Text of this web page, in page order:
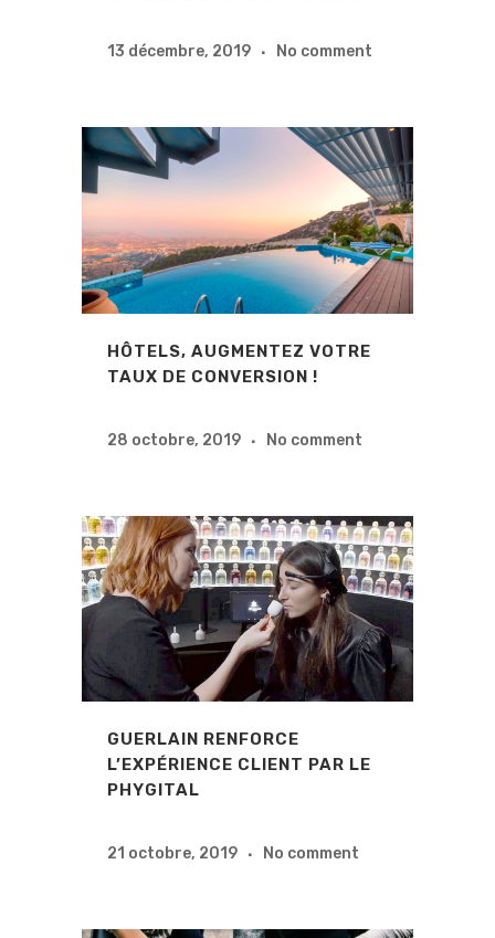
13 décembre, 2019 No comment
HÔTELS, AUGMENTEZ VOTRE
TAUX DE CONVERSION !
28 octobre, 2019 No comment
GUERLAIN RENFORCE
L’EXPÉRIENCE CLIENT PAR LE
PHYGITAL
21 octobre, 2019 No comment